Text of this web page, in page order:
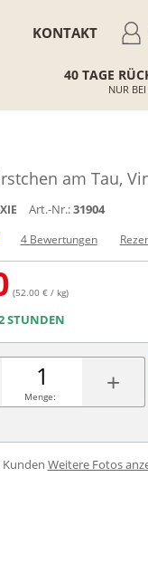
KONTAKT
40 TAGE
NUR
am Tau,
Art.-Nr.:31904
4 Bewertungen
(52.00 € / kg)
STUNDEN
+
Menge:
Weitere Fotos